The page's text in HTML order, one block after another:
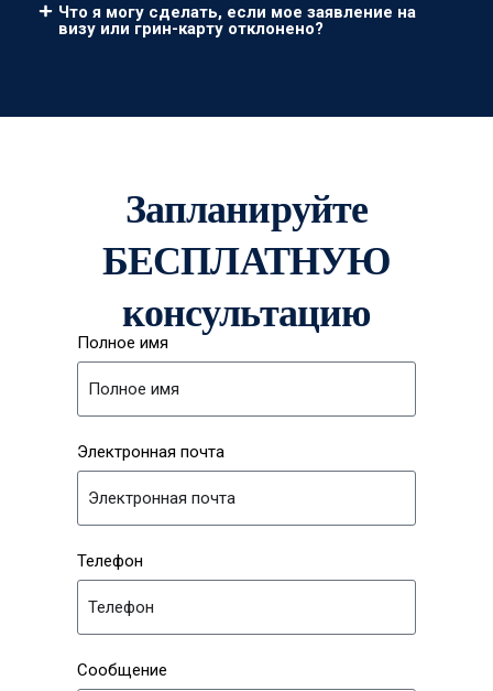
Что я могу сделать, если мое заявление на
визу или грин-карту отклонено?
Запланируйте
БЕСПЛАТНУЮ
консультацию
Полное имя
Электронная почта
Телефон
Сообщение